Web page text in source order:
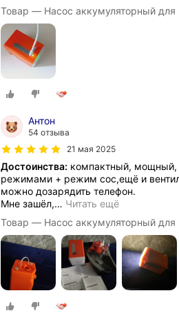
Товар — Насос аккумуляторный для
Антон
54 отзыва
21 мая 2025
Достоинства: компактный, мощный,
режимами + режим сос,ещё и
можно дозарядить телефон.
Мне зашёл,… Читать ещё
Товар — Насос аккумуляторный для